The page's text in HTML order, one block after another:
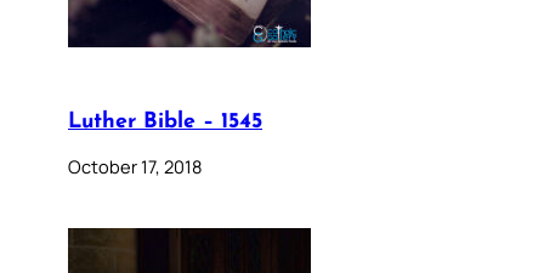
Luther Bible – 1545
October 17, 2018